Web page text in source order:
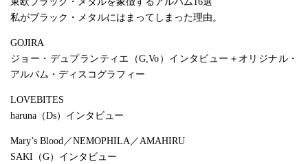
私がブラック・メタルにはまってしまった理由。
GOJIRA
ジョー・デュプランティエ（G,Vo）インタビュー＋オリジナル・
アルバム・ディスコグラフィー
LOVEBITES
haruna（Ds）インタビュー
Mary’s Blood／NEMOPHILA／AMAHIRU
SAKI（G）インタビュー